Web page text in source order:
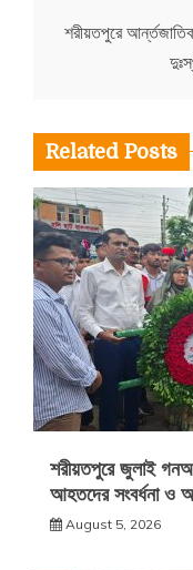
শরীয়তপুরে
Related Posts
শরীয়তপুরে জুলাই
আহতদের সংবর্ধনা ও
August 5, 2026